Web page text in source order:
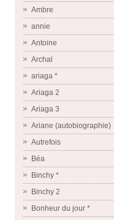
Ambre
annie
Antoine
Archal
ariaga *
Ariaga 2
Ariaga 3
Ariane (autobiographie)
Autrefois
Béa
Binchy *
Binchy 2
Bonheur du jour *